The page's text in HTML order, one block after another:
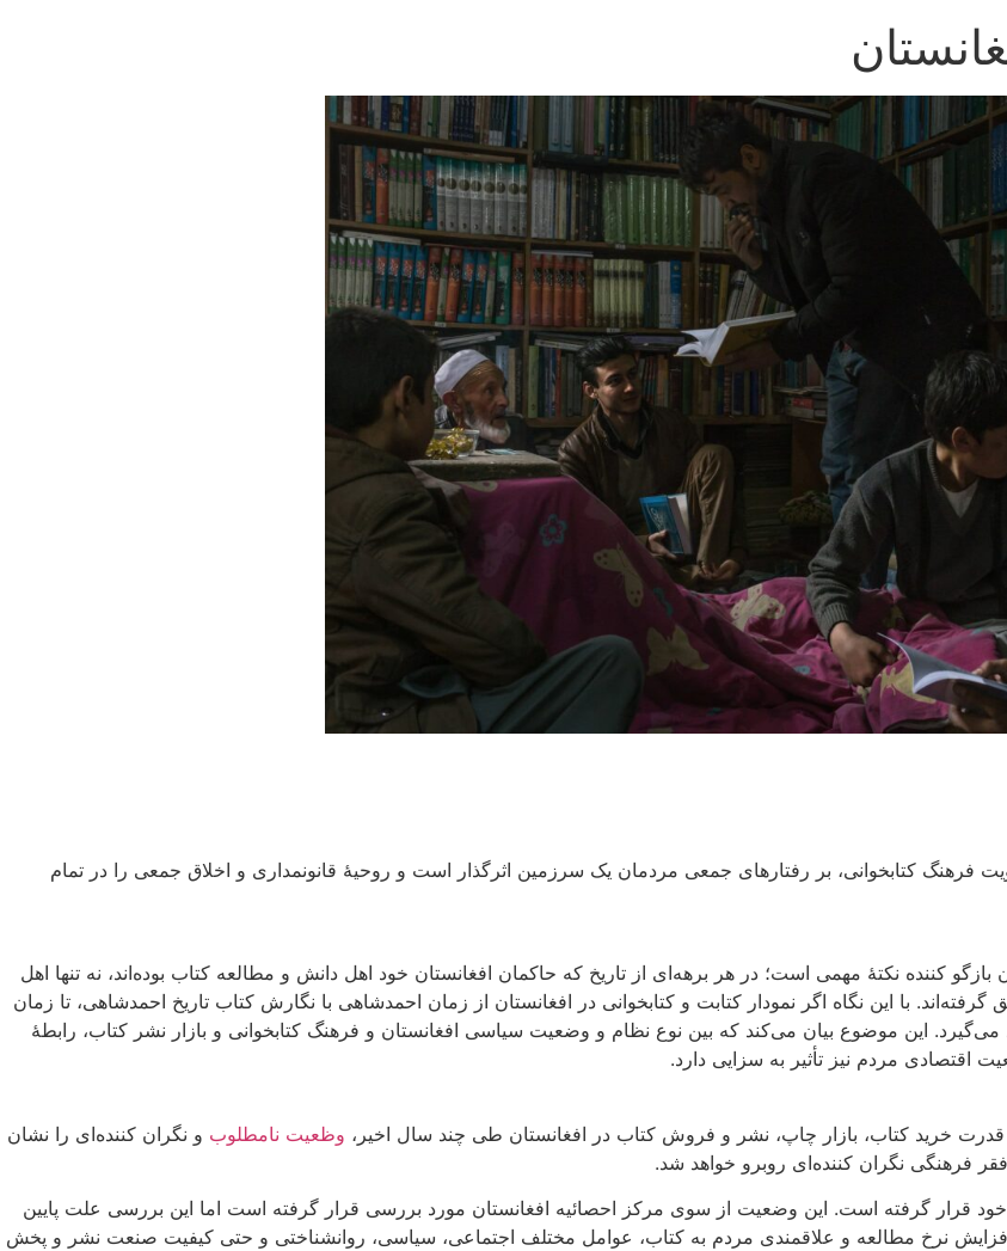
فرهنگ کتابخوانی، بر رفتارهای جمعی مردمان یک سرزمین اثرگذار است و روحیۀ قانونمداری و اخلاق جمعی را در تمام
کننده نکتۀ مهمی است؛ در هر برهه‌ای از تاریخ که حاکمان افغانستان خود اهل دانش و مطالعه کتاب بوده‌اند، نه تنها اهل
با این نگاه اگر نمودار کتابت و کتابخوانی در افغانستان از زمان احمدشاهی با نگارش کتاب تاریخ احمدشاهی، تا زمان
این موضوع بیان می‌کند که بین نوع نظام و وضعیت سیاسی افغانستان و فرهنگ کتابخوانی و بازار نشر کتاب، رابطۀ
اقتصادی مردم نیز تأثیر به سزایی دارد.
قدرت خرید کتاب، بازار چاپ، نشر و فروش کتاب در افغانستان طی چند سال اخیر، وظعیت نامطلوب و نگران کننده‌ای را نشان
فرهنگی نگران کننده‌ای روبرو خواهد شد.
قرار گرفته است. این وضعیت از سوی مرکز احصائیه افغانستان مورد بررسی قرار گرفته‌ است اما این بررسی‌ علت پایین
نرخ مطالعه و علاقمندی مردم به کتاب، عوامل مختلف اجتماعی، سیاسی، روانشناختی و حتی کیفیت صنعت نشر و پخش